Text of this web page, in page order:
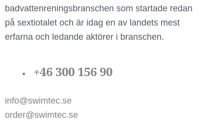
badvattenreningsbranschen som startade redan
på sextiotalet och är idag en av landets mest
erfarna och ledande aktörer i branschen.
+46 300 156 90
info@swimtec.se
order@swimtec.se